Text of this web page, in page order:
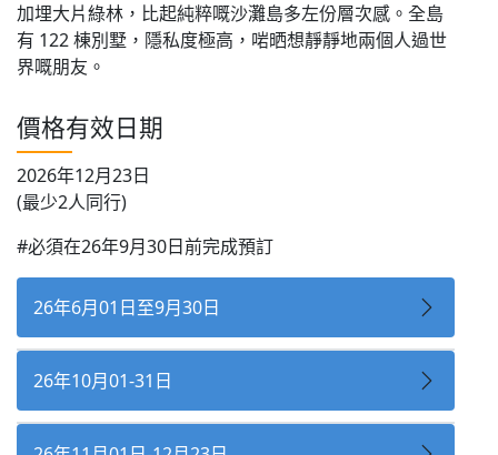
加埋大片綠林，比起純粹嘅沙灘島多左份層次感。全島
有 122 棟別墅，隱私度極高，啱晒想靜靜地兩個人過世
界嘅朋友。
價格有效日期
2026年12月23日
(最少2人同行)
#必須在26年9月30日前完成預訂
26年6月01日至9月30日
26年10月01-31日